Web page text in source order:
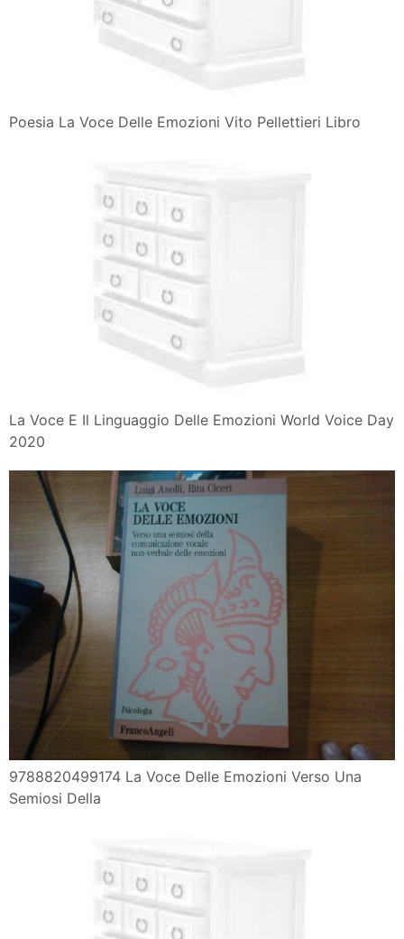
Poesia La Voce Delle Emozioni Vito Pellettieri Libro
La Voce E Il Linguaggio Delle Emozioni World Voice Day
2020
9788820499174 La Voce Delle Emozioni Verso Una
Semiosi Della